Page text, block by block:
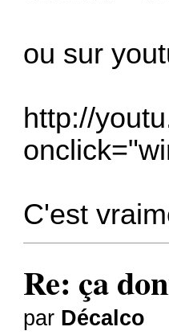
ou sur
http://
C'est
Re: ça
par Décalco